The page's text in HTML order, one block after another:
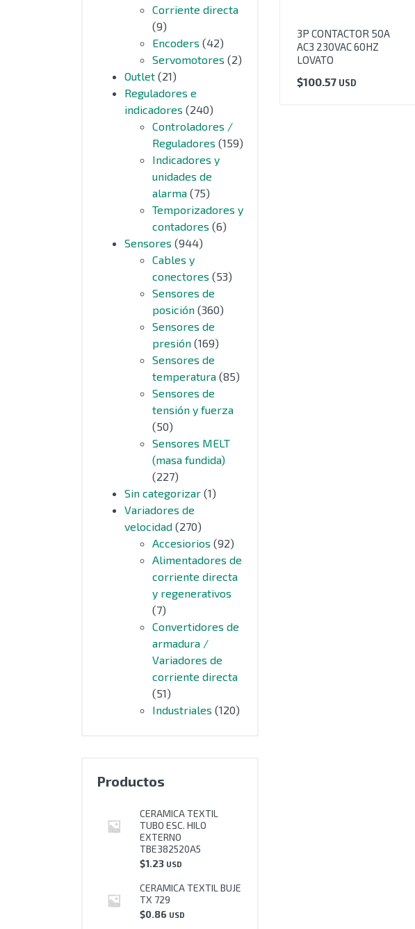
Corriente directa
(9)
Encoders (42)
Servomotores (2)
Outlet (21)
Reguladores e
indicadores (240)
Controladores /
Reguladores (159)
Indicadores y
unidades de
alarma (75)
Temporizadores y
contadores (6)
Sensores (944)
Cables y
conectores (53)
Sensores de
posición (360)
Sensores de
presión (169)
Sensores de
temperatura (85)
Sensores de
tensión y fuerza
(50)
Sensores MELT
(masa fundida)
(227)
Sin categorizar (1)
Variadores de
velocidad (270)
Accesiorios (92)
Alimentadores de
corriente directa
y regenerativos
(7)
Convertidores de
armadura /
Variadores de
corriente directa
(51)
Industriales (120)
Productos
CERAMICA TEXTIL
TUBO ESC. HILO
EXTERNO
TBE382520A5
$1.23 USD
CERAMICA TEXTIL BUJE
TX 729
$0.86 USD
3P CONTACTOR 50A
AC3 230VAC 60HZ
LOVATO
$100.57 USD